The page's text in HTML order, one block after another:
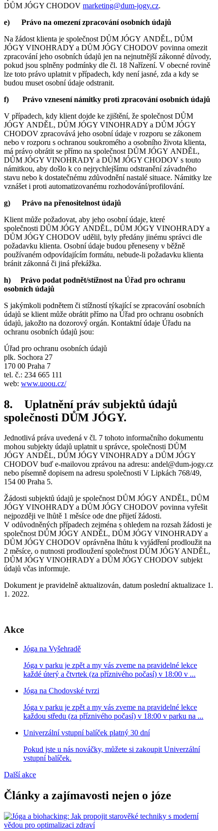
DŮM JÓGY CHODOV marketing@dum-jogy.cz.
e) Právo na omezení zpracování osobních údajů
Na žádost klienta je společnost DŮM JÓGY ANDĚL, DŮM
JÓGY VINOHRADY a DŮM JÓGY CHODOV povinna omezit
zpracování jeho osobních údajů jen na nejnutnější zákonné důvody,
pokud jsou splněny podmínky dle čl. 18 Nařízení. V obecné rovině
lze toto právo uplatnit v případech, kdy není jasné, zda a kdy se
budou muset osobní údaje odstranit.
f) Právo vznesení námitky proti zpracování osobních údajů
V případech, kdy klient dojde ke zjištění, že společnost DŮM
JÓGY ANDĚL, DŮM JÓGY VINOHRADY a DŮM JÓGY
CHODOV zpracovává jeho osobní údaje v rozporu se zákonem
nebo v rozporu s ochranou soukromého a osobního života klienta,
má právo obrátit se přímo na společnost DŮM JÓGY ANDĚL,
DŮM JÓGY VINOHRADY a DŮM JÓGY CHODOV s touto
námitkou, aby došlo k co nejrychlejšímu odstranění závadného
stavu nebo k dostatečnému zdůvodnění nastalé situace. Námitky lze
vznášet i proti automatizovanému rozhodování/profilování.
g) Právo na přenositelnost údajů
Klient může požadovat, aby jeho osobní údaje, které
společnosti DŮM JÓGY ANDĚL, DŮM JÓGY VINOHRADY a
DŮM JÓGY CHODOV udělil, byly předány jinému správci dle
požadavku klienta. Osobní údaje budou přeneseny v běžně
používaném odpovídajícím formátu, nebude-li požadavku klienta
bránit zákonná či jiná překážka.
h) Právo podat podnět/stížnost na Úřad pro ochranu
osobních údajů
S jakýmkoli podnětem či stížností týkající se zpracování osobních
údajů se klient může obrátit přímo na Úřad pro ochranu osobních
údajů, jakožto na dozorový orgán. Kontaktní údaje Úřadu na
ochranu osobních údajů jsou:
Úřad pro ochranu osobních údajů
plk. Sochora 27
170 00 Praha 7
tel. č.: 234 665 111
web: www.uoou.cz/
8. Uplatnění práv subjektů údajů
společnosti DŮM JÓGY.
Jednotlivá práva uvedená v čl. 7 tohoto informačního dokumentu
mohou subjekty údajů uplatnit u správce, společnosti DŮM
JÓGY ANDĚL, DŮM JÓGY VINOHRADY a DŮM JÓGY
CHODOV buď e-mailovou zprávou na adresu: andel@dum-jogy.cz
nebo písemně dopisem na adresu společnosti V Lipkách 768/49,
154 00 Praha 5.
Žádosti subjektů údajů je společnost DŮM JÓGY ANDĚL, DŮM
JÓGY VINOHRADY a DŮM JÓGY CHODOV povinna vyřešit
nejpozději ve lhůtě 1 měsíce ode dne přijetí žádosti.
V odůvodněných případech zejména s ohledem na rozsah žádosti je
společnost DŮM JÓGY ANDĚL, DŮM JÓGY VINOHRADY a
DŮM JÓGY CHODOV oprávněna lhůtu k vyjádření prodloužit na
2 měsíce, o nutnosti prodloužení společnost DŮM JÓGY ANDĚL,
DŮM JÓGY VINOHRADY a DŮM JÓGY CHODOV subjekt
údajů včas informuje.
Dokument je pravidelně aktualizován, datum poslední aktualizace 1.
1. 2022.
Akce
Jóga na Vyšehradě
Jóga v parku je zpět a my vás zveme na pravidelné lekce
každé úterý a čtvrtek (za příznivého počasí) v 18:00 v ...
Jóga na Chodovské tvrzi
Jóga v parku je zpět a my vás zveme na pravidelné lekce
každou středu (za příznivého počasí) v 18:00 v parku na ...
Univerzální vstupní balíček platný 30 dní
Pokud jste u nás nováčky, můžete si zakoupit Univerzální
vstupní balíček.
Další akce
Články a zajímavosti nejen o józe